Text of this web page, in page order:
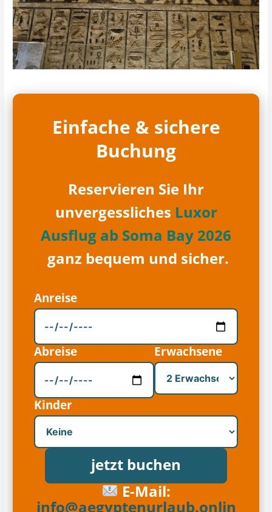
Einfache & sichere
Buchung
Reservieren Sie Ihr
unvergessliches Luxor
Ausflug ab Soma Bay 2026
ganz bequem und sicher.
Anreise
Abreise Erwachsene
Kinder
jetzt buchen
E-Mail:
info@aegyptenurlaub.onlin